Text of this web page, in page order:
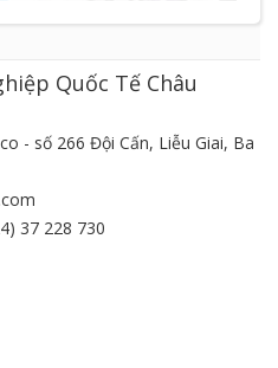
Quốc Tế Châu
- số 266 Đội Cấn, Liễu Giai, Ba
37 228 730